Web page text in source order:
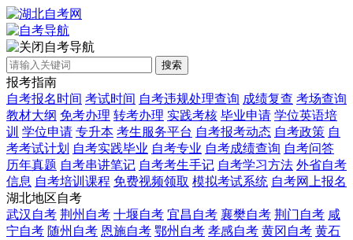
自考导航
搜索
报考指南
自考报名时间 考试时间 自考违规处理查询 成绩复查 考场查询
教材大纲 免考办理 转考办理 实践考核 毕业申请 学位英语培
训 学位申请 专升本 考生服务平台 自考报考动态 自考政策 自
考考试计划 自考实践毕业 自考专业 自考成绩查询 自考问答
历年真题 自考串讲笔记 自考考生手记 自考学习方法 外省自考
信息 自考培训课程 免费视频领取 模拟考试系统 自考网上报名
湖北地区自考
武汉自考 荆州自考 十堰自考 宜昌自考 襄樊自考 荆门自考 咸
宁自考 随州自考 恩施自考 鄂州自考 孝感自考 黄冈自考 黄石